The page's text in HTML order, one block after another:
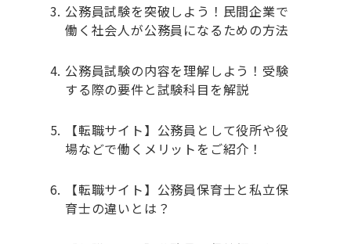
公務員試験を突破しよう！民間企業で
働く社会人が公務員になるための方法
公務員試験の内容を理解しよう！受験
する際の要件と試験科目を解説
【転職サイト】公務員として役所や役
場などで働くメリットをご紹介！
【転職サイト】公務員保育士と私立保
育士の違いとは？